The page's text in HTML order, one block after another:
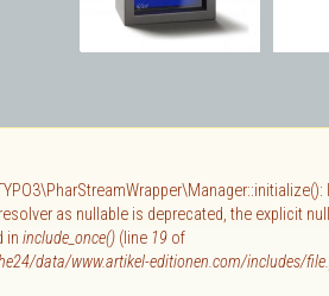
as nullable is deprecated, the explicit
in include_once() (line 19 of
data/www.artikel-editionen.com/includes/